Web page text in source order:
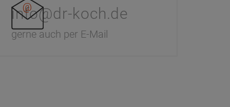
info@dr-koch.de
gerne auch per E-Mail